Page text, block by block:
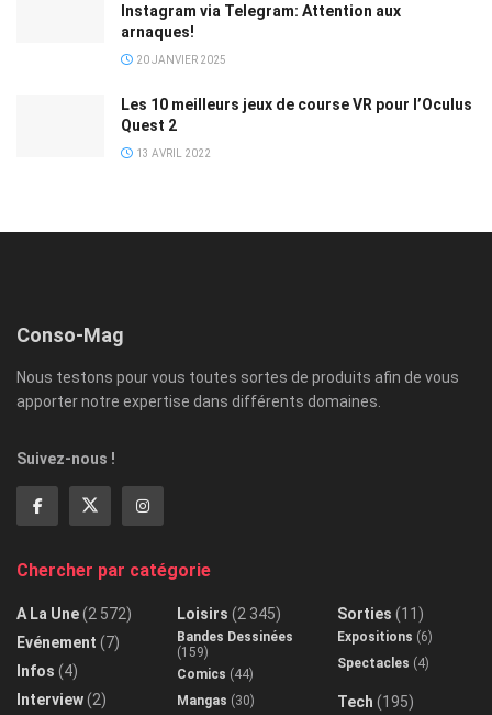
Instagram via Telegram: Attention aux
arnaques!
20 JANVIER 2025
Les 10 meilleurs jeux de course VR pour l’Oculus
Quest 2
13 AVRIL 2022
Conso-Mag
Nous testons pour vous toutes sortes de produits afin de vous
apporter notre expertise dans différents domaines.
Suivez-nous !
Chercher par catégorie
A La Une(2 572)
Evénement (7)
Infos (4)
Interview(2)
Loisirs (2 345)
Bandes Dessinées
(159)
Comics (44)
Mangas (30)
Sorties (11)
Expositions (6)
Spectacles (4)
Tech (195)